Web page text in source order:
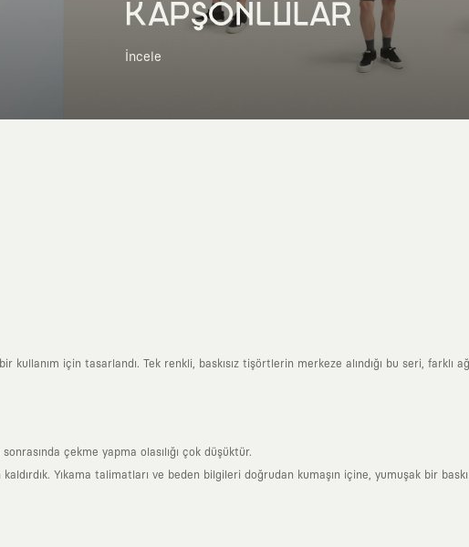
KAPŞONLULAR
İncele
için tasarlandı. Tek renkli, baskısız tişörtlerin merkeze alındığı bu seri, farklı
çekme yapma olasılığı çok düşüktür.
Yıkama talimatları ve beden bilgileri doğrudan kumaşın içine, yumuşak bir